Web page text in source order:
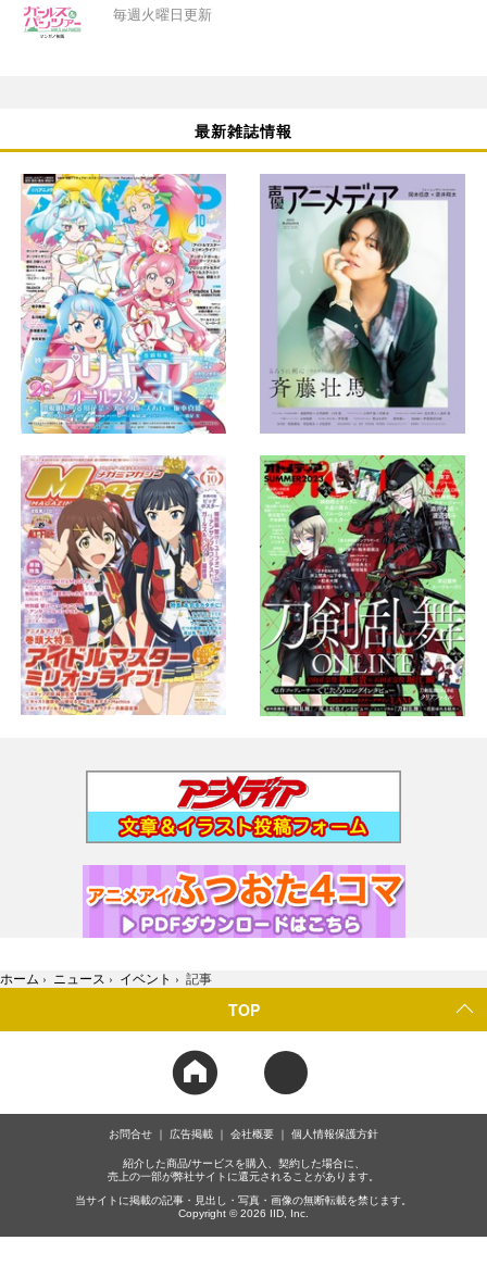
毎週火曜日更新
最新雑誌情報
ホーム › ニュース › イベント › 記事
TOP
お問合せ 広告掲載 会社概要 個人情報保護方針
紹介した商品/サービスを購入、契約した場合に、
売上の一部が弊社サイトに還元されることがあります。
当サイトに掲載の記事・見出し・写真・画像の無断転載を禁じます。
Copyright © 2026 IID, Inc.